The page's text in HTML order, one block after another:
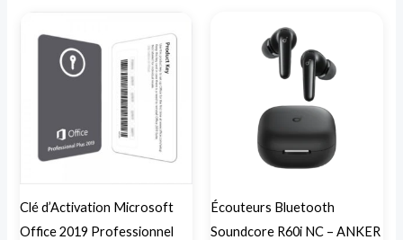
Clé d’Activation Microsoft
Office 2019 Professionnel
Écouteurs Bluetooth
Soundcore R60i NC – ANKER